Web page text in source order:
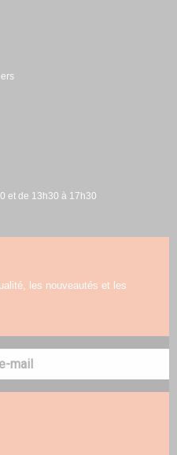
et de 13h30 à 17h30
les nouveautés et les